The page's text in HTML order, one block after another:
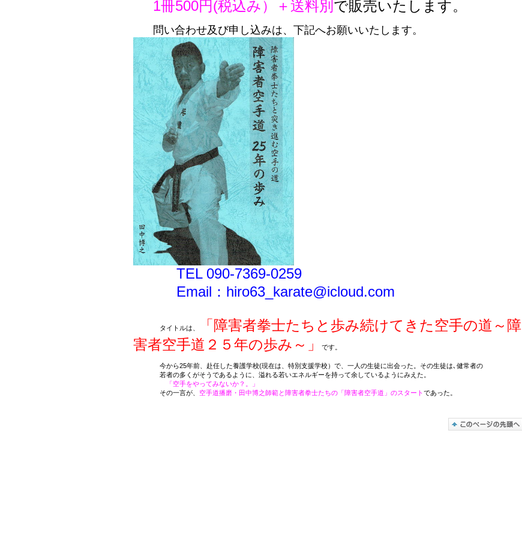
1冊500円(税込み）＋送料別 で販売いたします。
問い合わせ及び申し込みは、下記へお願いいたします。
TEL 090-7369-0259
Email：hiro63_karate@icloud.com
タイトルは、
「障害者拳士たちと歩み続けてきた空手の道～障
害者空手道２５年の歩み～」
です。
今から25年前、赴任した養護学校(現在は、特別支援学校）で、一人の生徒に出会った。その生徒は､健常者の
若者の多くがそうであるように、溢れる若いエネルギーを持って余しているようにみえた。
「空手をやってみないか？。」
その一言が、 空手道播磨・田中博之師範と障害者拳士たちの「障害者空手道」のスタートであった。